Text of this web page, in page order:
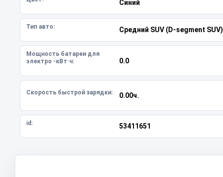
Синий
Тип авто: Средний SUV (D-segment SUV)
Мощность батареи для
электро -кВт·ч:
0.0
Скорость быстрой зарядки: 0.00ч.
id: 53411651